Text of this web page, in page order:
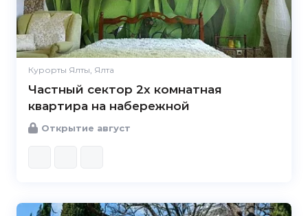
Курорты Ялты, Ялта
Частный сектор 2х комнатная
квартира на набережной
Открытие август